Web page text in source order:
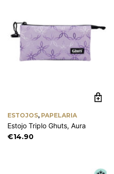
ESTOJOS, PAPELARIA
Estojo Triplo Ghuts, Aura
€14.90